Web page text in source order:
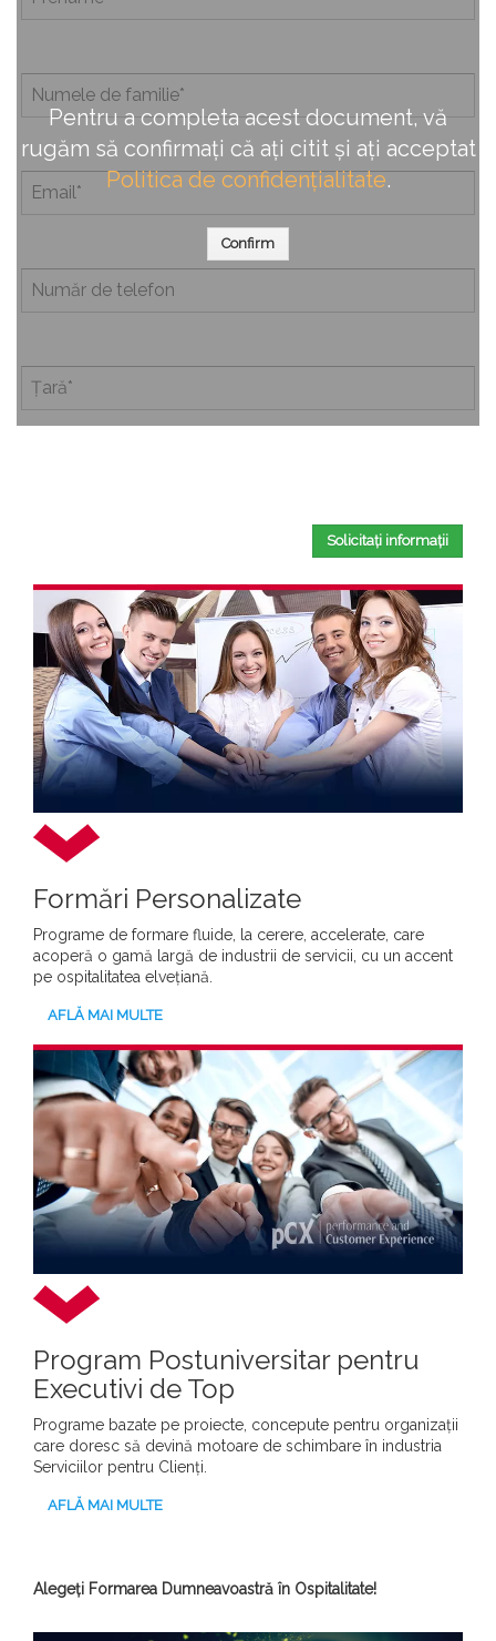
Pentru a completa acest document, vă
rugăm să confirmați că ați citit și ați acceptat
Politica de confidențialitate.
Confirm
Solicitați informații
Formări Personalizate
Programe de formare fluide, la cerere, accelerate, care
acoperă o gamă largă de industrii de servicii, cu un accent
pe ospitalitatea elvețiană.
AFLĂ MAI MULTE
Program Postuniversitar pentru
Executivi de Top
Programe bazate pe proiecte, concepute pentru organizații
care doresc să devină motoare de schimbare în industria
Serviciilor pentru Clienți.
AFLĂ MAI MULTE
Alegeți Formarea Dumneavoastră în Ospitalitate!